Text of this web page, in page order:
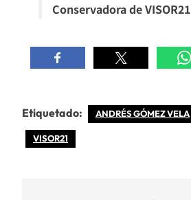
Conservadora de VISOR21
Etiquetado: ANDRÉS GÓMEZ VELA
VISOR21